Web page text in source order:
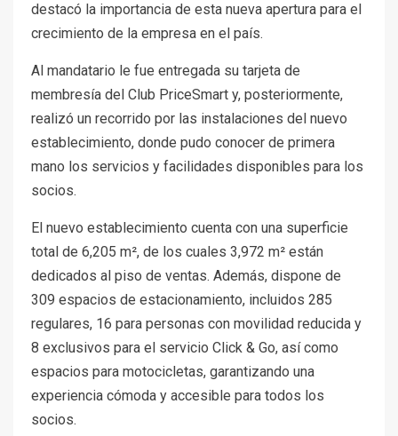
destacó la importancia de esta nueva apertura para el
crecimiento de la empresa en el país.
Al mandatario le fue entregada su tarjeta de
membresía del Club PriceSmart y, posteriormente,
realizó un recorrido por las instalaciones del nuevo
establecimiento, donde pudo conocer de primera
mano los servicios y facilidades disponibles para los
socios.
El nuevo establecimiento cuenta con una superficie
total de 6,205 m², de los cuales 3,972 m² están
dedicados al piso de ventas. Además, dispone de
309 espacios de estacionamiento, incluidos 285
regulares, 16 para personas con movilidad reducida y
8 exclusivos para el servicio Click & Go, así como
espacios para motocicletas, garantizando una
experiencia cómoda y accesible para todos los
socios.